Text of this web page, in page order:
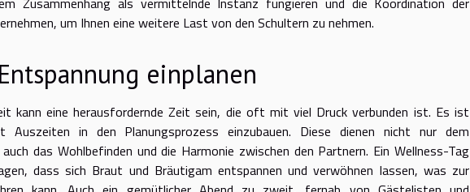
um Ihnen eine weitere Last von den Schultern zu nehmen.
einplanen
kann eine herausfordernde Zeit sein, die oft mit viel Druck verbunden ist. Es ist
Auszeiten in den Planungsprozess einzubauen. Diese dienen nicht nur dem
das Wohlbefinden und die Harmonie zwischen den Partnern. Ein Wellness-Tag
dass sich Braut und Bräutigam entspannen und verwöhnen lassen, was zur